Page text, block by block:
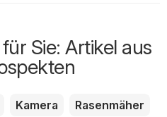
Sie: Artikel aus
Kamera
Rasenmäher